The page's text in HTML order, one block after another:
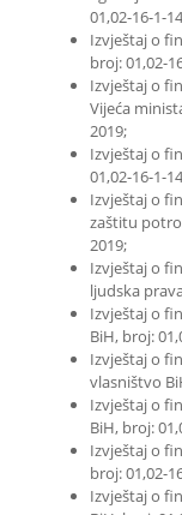
01,02-16-1-
Izvještaj o
broj: 01,02-
Izvještaj o
Vijeća
2019;
Izvještaj o
01,02-16-1-
Izvještaj o
zaštitu
2019;
Izvještaj o
ljudska
Izvještaj o
BiH, broj:
Izvještaj o
vlasništvo
Izvještaj o
BiH, broj:
Izvještaj o
broj: 01,02-
Izvještaj o